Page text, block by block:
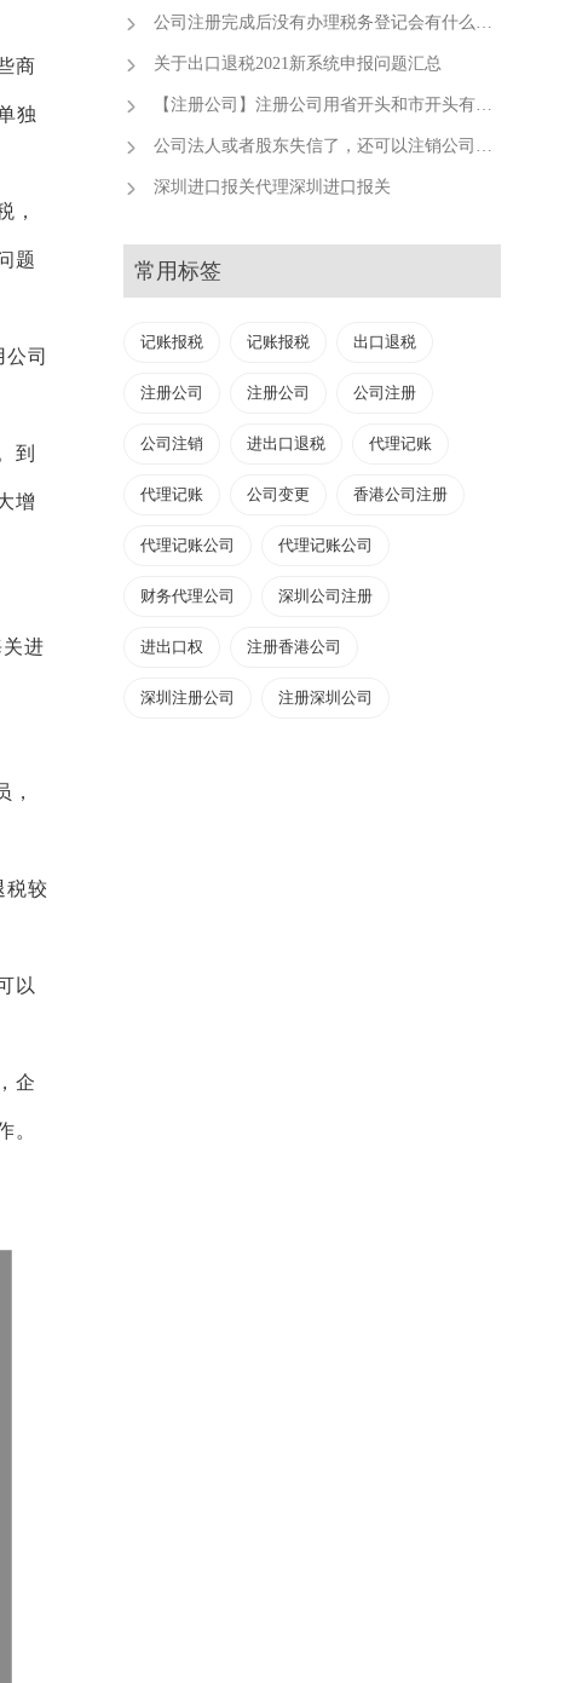
商
独
，
题
司
到
增
进
，
税较
以
企
。
公司注册完成后没有办理税务登记会有什么后果？
关于出口退税2021新系统申报问题汇总
【注册公司】注册公司用省开头和市开头有什么不同？
公司法人或者股东失信了，还可以注销公司吗？
深圳进口报关代理深圳进口报关
常用标签
记账报税 记账报税 出口退税
注册公司 注册公司 公司注册
公司注销 进出口退税 代理记账
代理记账 公司变更 香港公司注册
代理记账公司 代理记账公司
财务代理公司 深圳公司注册
进出口权 注册香港公司
深圳注册公司 注册深圳公司